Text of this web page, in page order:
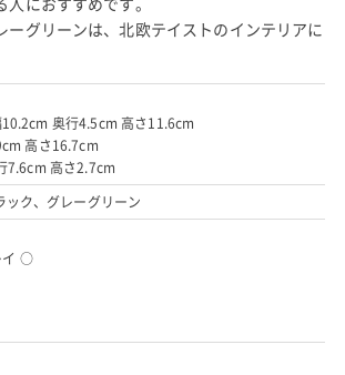
ーグリーンは、北欧テイストのインテリアに
奥行4.5cm 高さ11.6cm
高さ16.7cm
7.6cm 高さ2.7cm
ック、グレーグリーン
イ ○